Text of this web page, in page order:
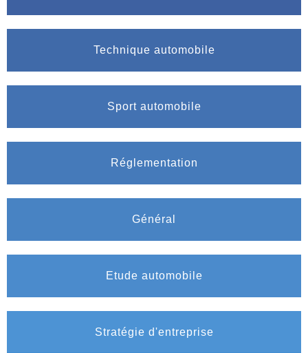
Technique automobile
Sport automobile
Réglementation
Général
Etude automobile
Stratégie d'entreprise